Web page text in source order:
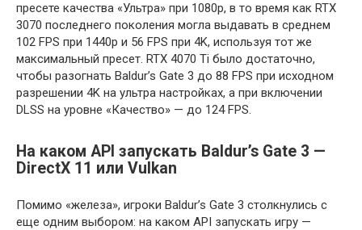
пресете качества «Ультра» при 1080p, в то время как RTX
3070 последнего поколения могла выдавать в среднем
102 FPS при 1440p и 56 FPS при 4K, используя тот же
максимальный пресет. RTX 4070 Ti было достаточно,
чтобы разогнать Baldur’s Gate 3 до 88 FPS при исходном
разрешении 4K на ультра настройках, а при включении
DLSS на уровне «Качество» — до 124 FPS.
На каком API запускать Baldur’s Gate 3 —
DirectX 11 или Vulkan
Помимо «железа», игроки Baldur’s Gate 3 столкнулись с
еще одним выбором: на каком API запускать игру —